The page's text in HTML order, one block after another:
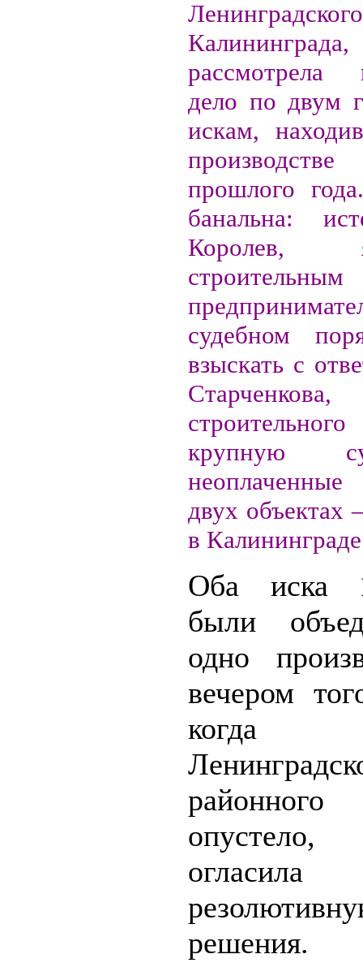
рассмотрела
дело по двум
искам,
прошлого
банальна:
Королев,
строительным
судебном
взыскать с
крупную
двух объектах
в
Оба иска
были
одно
вечером
когда
огласила
решения.